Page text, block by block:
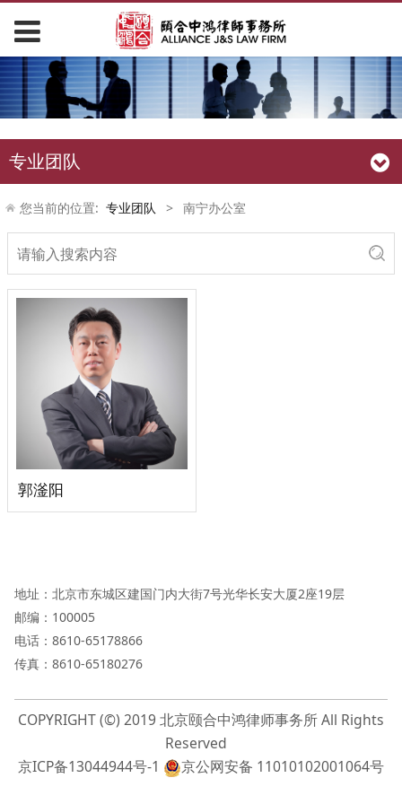
专业团队
您当前的位置:专业团队 > 南宁办公室
郭滏阳
地址：北京市东城区建国门内大街7号光华长安大厦2座19层
邮编：100005
电话：8610-65178866
传真：8610-65180276
COPYRIGHT (©) 2019 北京颐合中鸿律师事务所 All Rights
Reserved
京ICP备13044944号-1
京公网安备 11010102001064号